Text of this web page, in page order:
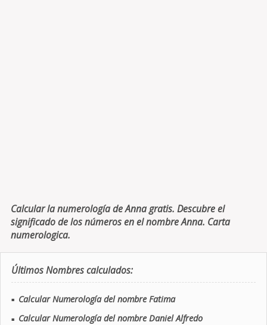
Calcular la numerología de Anna gratis. Descubre el
significado de los números en el nombre Anna. Carta
numerologica.
Últimos Nombres calculados:
■ Calcular Numerología del nombre Fatima
■ Calcular Numerología del nombre Daniel Alfredo